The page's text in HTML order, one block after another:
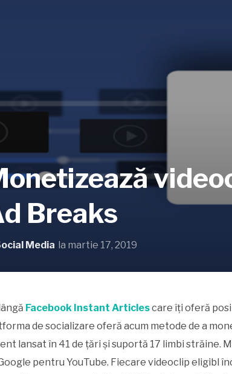
Breaks
Media la martie 17, 2019
Facebook Instant Articlescare îți oferă
de socializare oferă acum metode de a
lansat în 41 de țări și suportă 17 limbi străine.
pentru YouTube. Fiecare videoclip eligibl